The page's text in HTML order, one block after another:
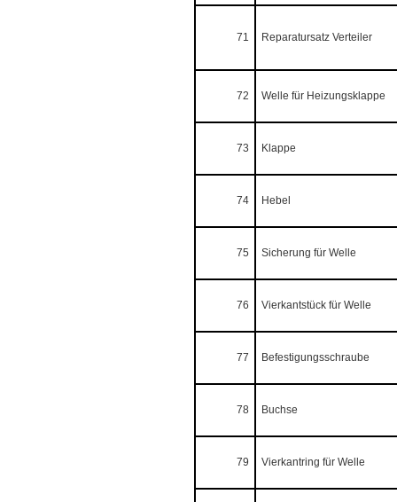
71 Reparatursatz Verteiler
72 Welle für Heizungsklappe
73 Klappe
74 Hebel
75 Sicherung für Welle
76 Vierkantstück für Welle
77 Befestigungsschraube
78 Buchse
79 Vierkantring für Welle